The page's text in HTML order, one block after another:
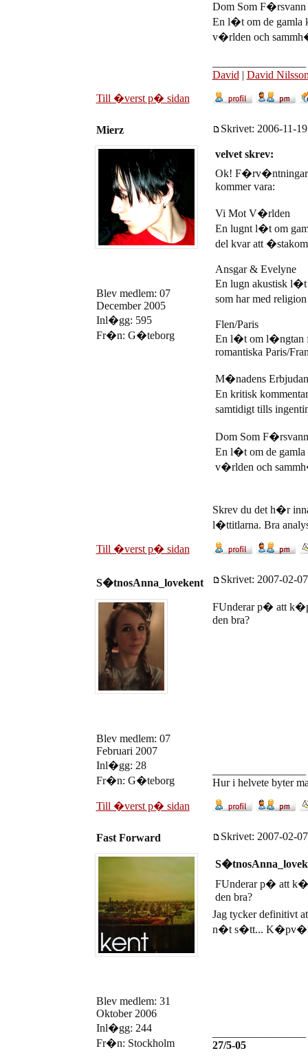
Dom Som F�rsvann
En l�t om de gamla
v�rlden och
David | David
Till �verst p� sidan
Mierz Skrivet: 2006-11-
Blev medlem: 07
December 2005
Inl�gg: 595
Fr�n: G�teborg
velvet skrev:
Ok! F�rv�ntningar
kommer vara:
Vi Mot V�rlden
En lugnt l�t om
del kvar att
Ansgar & Evelyne
En lugn akustisk l�t
som har med
Flen/Paris
En l�t om l�ngtan
romantiska Paris/
M�nadens
En kritisk
samtidigt tills
Dom Som F�rsvann
En l�t om de
v�rlden och
Skrev du det h�r
l�ttitlarna. Bra
Till �verst p� sidan
S�tnosAnna_lovekent Skrivet: 2007-02-
Blev medlem: 07
Februari 2007
Inl�gg: 28
Fr�n: G�teborg
FUnderar p� att
den bra?
Hur i helvete byter
Till �verst p� sidan
Fast Forward Skrivet: 2007-02-
Blev medlem: 31
Oktober 2006
Inl�gg: 244
Fr�n: Stockholm
FUnderar p� att
den bra?
Jag tycker definitivt
n�t s�tt...
27/5-05